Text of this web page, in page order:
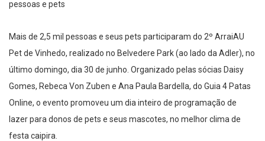
Mais de 2,5 mil pessoas e seus pets participaram do 2º ArraiAU
Pet de Vinhedo, realizado no Belvedere Park (ao lado da Adler), no
último domingo, dia 30 de junho. Organizado pelas sócias Daisy
Gomes, Rebeca Von Zuben e Ana Paula Bardella, do Guia 4 Patas
Online, o evento promoveu um dia inteiro de programação de
lazer para donos de pets e seus mascotes, no melhor clima de
festa caipira.